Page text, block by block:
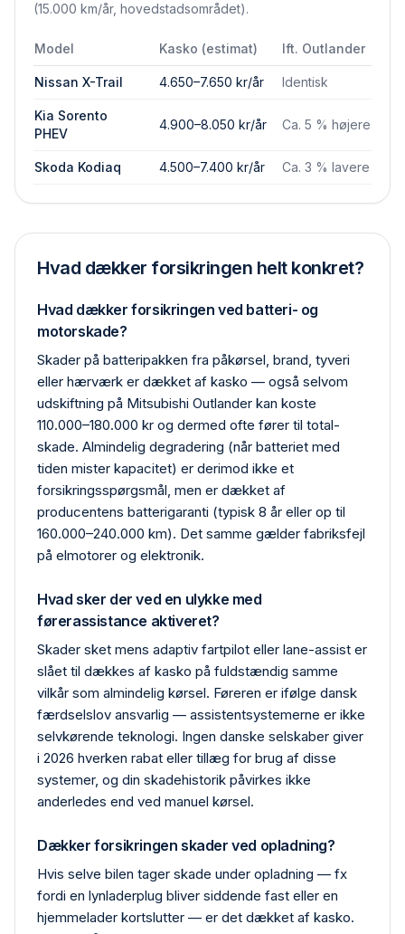
(15.000 km/år, hovedstadsområdet).
Model Kasko (estimat) Ift. Outlander
Nissan X-Trail 4.650–7.650 kr/år Identisk
Kia Sorento
PHEV
4.900–8.050 kr/år Ca. 5 % højere
Skoda Kodiaq 4.500–7.400 kr/år Ca. 3 % lavere
Hvad dækker forsikringen helt konkret?
Hvad dækker forsikringen ved batteri- og
motorskade?
Skader på batteripakken fra påkørsel, brand, tyveri
eller hærværk er dækket af kasko — også selvom
udskiftning på Mitsubishi Outlander kan koste
110.000–180.000 kr og dermed ofte fører til total­
skade. Almindelig degradering (når batteriet med
tiden mister kapacitet) er derimod ikke et
forsikrings­spørgsmål, men er dækket af
producentens batteri­garanti (typisk 8 år eller op til
160.000–240.000 km). Det samme gælder fabriks­fejl
på elmotorer og elektronik.
Hvad sker der ved en ulykke med
førerassistance aktiveret?
Skader sket mens adaptiv fartpilot eller lane-assist er
slået til dækkes af kasko på fuldstændig samme
vilkår som almindelig kørsel. Føreren er ifølge dansk
færdselslov ansvarlig — assistentsystemerne er ikke
selvkørende teknologi. Ingen danske selskaber giver
i 2026 hverken rabat eller tillæg for brug af disse
systemer, og din skadehistorik påvirkes ikke
anderledes end ved manuel kørsel.
Dækker forsikringen skader ved opladning?
Hvis selve bilen tager skade under opladning — fx
fordi en lynlader­plug bliver siddende fast eller en
hjemme­lader kortslutter — er det dækket af kasko.